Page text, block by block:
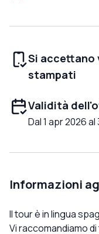
Si accettano
stampati
Validità
Dal 1 apr 2026
Informazioni
Il tour è in lingua
Vi raccomandiamo